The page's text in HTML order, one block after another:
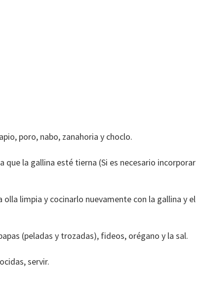
poro, nabo, zanahoria y choclo.
que la gallina esté tierna (Si es necesario incorporar
olla limpia y cocinarlo nuevamente con la gallina y el
(peladas y trozadas), fideos, orégano y la sal.
servir.